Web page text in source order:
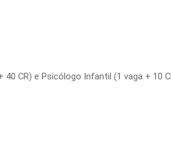
CR) e Psicólogo Infantil (1 vaga + 10